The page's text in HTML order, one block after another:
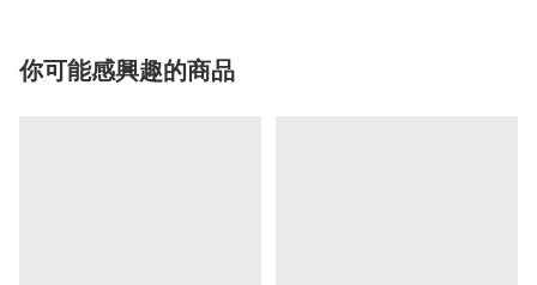
你可能感興趣的商品